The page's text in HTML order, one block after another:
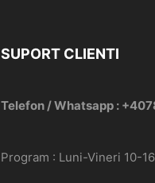
SUPORT CLIENTI
Telefon / Whatsapp :
Program : Luni-Vineri 10-16